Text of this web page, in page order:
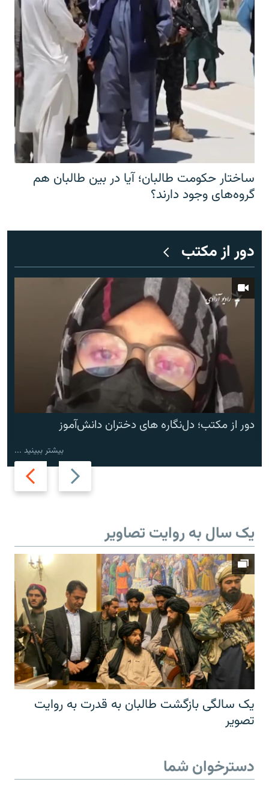
ساختار حکومت طالبان؛ آیا در بین طالبان هم
گروه‌های وجود دارند؟
دور از مکتب
Previous
slide
Next
slide
دور از مکتب؛ دل‌نگاره های دختران دانش‌آموز
بیشتر ببینید ...
یک سال به روایت تصاویر
یک سالگی بازگشت طالبان به قدرت به روایت
تصویر
دسترخوان شما